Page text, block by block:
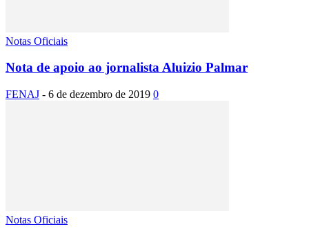
Notas Oficiais
Nota de apoio ao jornalista Aluizio Palmar
FENAJ - 6 de dezembro de 2019 0
Notas Oficiais